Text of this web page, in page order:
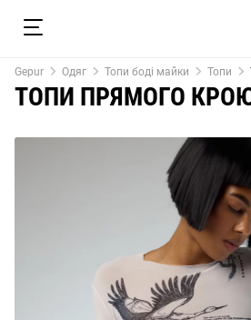
Gepur Одяг Топи боді майки Топи
ТОПИ ПРЯМОГО